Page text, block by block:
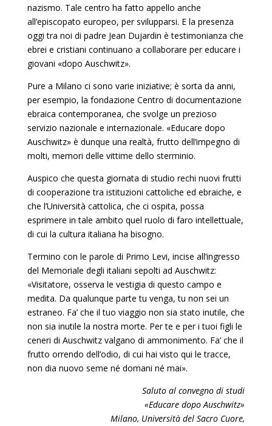
nazismo. Tale centro ha fatto appello anche
all’episcopato europeo, per svilupparsi. E la presenza
oggi tra noi di padre Jean Dujardin è testimonianza che
ebrei e cristiani continuano a collaborare per educare i
giovani «dopo Auschwitz».
Pure a Milano ci sono varie iniziative; è sorta da anni,
per esempio, la fondazione Centro di documentazione
ebraica contemporanea, che svolge un prezioso
servizio nazionale e internazionale. «Educare dopo
Auschwitz» è dunque una real­tà, frutto dell’impegno di
molti, memori delle vittime dello sterminio.
Auspico che questa giornata di studio rechi nuovi frutti
di cooperazione tra istituzioni cattoliche ed ebraiche, e
che l’U­niversità cattolica, che ci ospita, possa
esprimere in tale ambi­to quel ruolo di faro intellettuale,
di cui la cultura italiana ha bisogno.
Termino con le parole di Primo Levi, incise all’ingresso
del Memoriale degli italiani sepolti ad Auschwitz:
«Visitatore, os­serva le vestigia di questo campo e
medita. Da qualunque par­te tu venga, tu non sei un
estraneo. Fa’ che il tuo viaggio non sia stato inutile, che
non sia inutile la nostra morte. Per te e per i tuoi figli le
ceneri di Auschwitz valgano di ammonimen­to. Fa’ che il
frutto orrendo dell’odio, di cui hai visto qui le tracce,
non dia nuovo seme né domani né mai».
Saluto al convegno di studi
«Educare dopo Auschwitz»
Milano, Università del Sacro Cuore,